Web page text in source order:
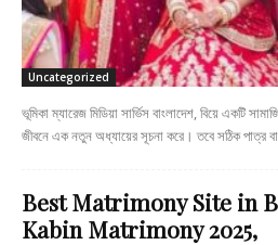
Uncategorized
ভূমিকা ম্যারেজ মিডিয়া সার্ভিস বাংলাদেশ, বিয়ে একটি
জীবনে এক নতুন অধ্যায়ের সূচনা করে। তবে সঠিক পাত্র বা
Best Matrimony Site in
Kabin Matrimony 2025,